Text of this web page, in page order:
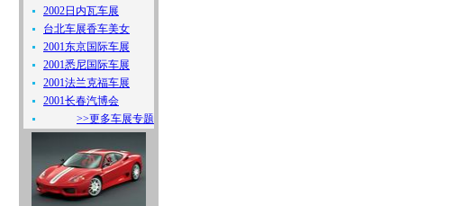
2002日内瓦车展
台北车展香车美女
2001东京国际车展
2001悉尼国际车展
2001法兰克福车展
2001长春汽博会
>>更多车展专题